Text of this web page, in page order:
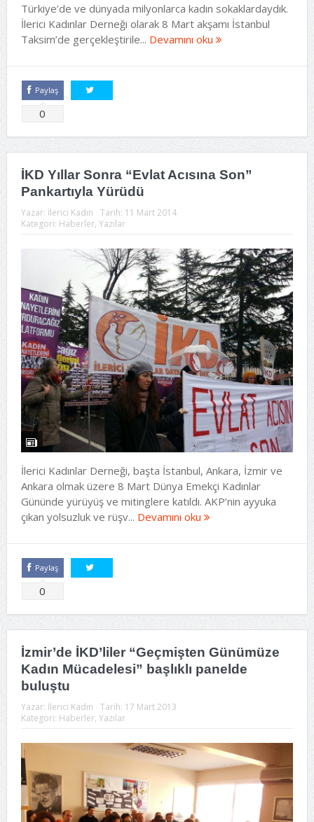
Türkiye’de ve dünyada milyonlarca kadın sokaklardaydık.
İlerici Kadınlar Derneği olarak 8 Mart akşamı İstanbul
Taksim’de gerçekleştirile... Devamını oku
Paylaş
0
İKD Yıllar Sonra “Evlat Acısına Son”
Pankartıyla Yürüdü
Yazar: İlerici Kadın Tarih: 11 Mart 2014
Kategori: Haberler, Yazılar
İlerici Kadınlar Derneği, başta İstanbul, Ankara, İzmir ve
Ankara olmak üzere 8 Mart Dünya Emekçi Kadınlar
Gününde yürüyüş ve mitinglere katıldı. AKP’nin ayyuka
çıkan yolsuzluk ve rüşv... Devamını oku
Paylaş
0
İzmir’de İKD’liler “Geçmişten Günümüze
Kadın Mücadelesi” başlıklı panelde
buluştu
Yazar: İlerici Kadın Tarih: 17 Mart 2013
Kategori: Haberler, Yazılar